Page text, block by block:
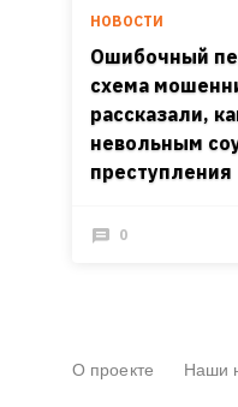
НОВОСТИ
Ошибочный
схема
рассказали,
невольным
преступления
0
О проекте Наши